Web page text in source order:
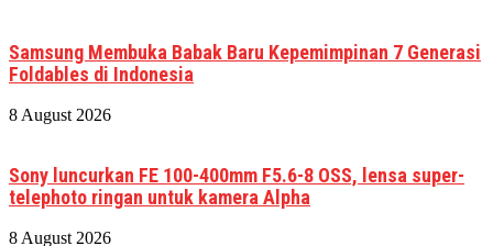
Samsung Membuka Babak Baru Kepemimpinan 7 Generasi
Foldables di Indonesia
8 August 2026
Sony luncurkan FE 100-400mm F5.6-8 OSS, lensa super-
telephoto ringan untuk kamera Alpha
8 August 2026